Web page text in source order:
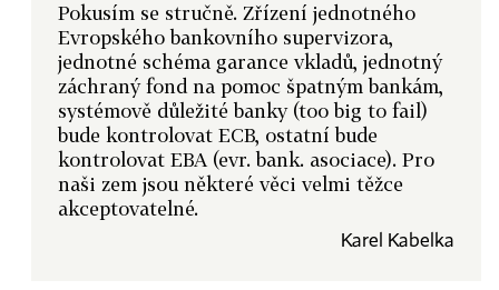
Pokusím se stručně. Zřízení jednotného
Evropského bankovního supervizora,
jednotné schéma garance vkladů, jednotný
záchraný fond na pomoc špatným bankám,
systémově důležité banky (too big to fail)
bude kontrolovat ECB, ostatní bude
kontrolovat EBA (evr. bank. asociace). Pro
naši zem jsou některé věci velmi těžce
akceptovatelné.
Karel Kabelka